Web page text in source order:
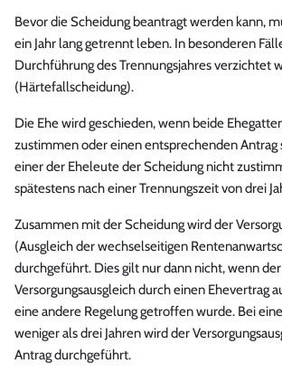
Bevor die Scheidung beantragt werden kann,
ein Jahr lang getrennt leben. In besonderen
Durchführung des Trennungsjahres verzichtet
(Härtefallscheidung).
Die Ehe wird geschieden, wenn beide
zustimmen oder einen entsprechenden
einer der Eheleute der Scheidung nicht
spätestens nach einer Trennungszeit von drei
Zusammen mit der Scheidung wird der
(Ausgleich der wechselseitigen
durchgeführt. Dies gilt nur dann nicht, wenn der
Versorgungsausgleich durch einen Ehevertrag
eine andere Regelung getroffen wurde. Bei
weniger als drei Jahren wird der
Antrag durchgeführt.